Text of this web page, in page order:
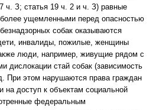
ч. З; статья 19 ч. 2 и ч. З) равные
ущемленными перед опасностью
собак оказываются
инвалиды, пожилые, женщины
люди, например, живущие рядом с
дислокации стай собак (зависимость
При этом нарушаются права граждан
на доступ к объектам социальной
федеральным